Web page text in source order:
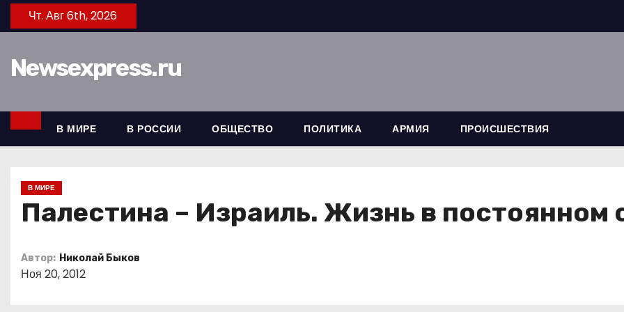
е
к
Чт. Авг 6th, 2026
Newsexpress.ru
В МИРЕ В РОССИИ ОБЩЕСТВО ПОЛИТИКА АРМИЯ ПРОИСШЕСТВИЯ
В МИРЕ
Палестина – Израиль. Жизнь в постоянном
Автор: Николай Быков
Ноя 20, 2012